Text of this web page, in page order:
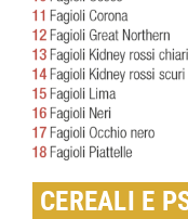
CEREALI E